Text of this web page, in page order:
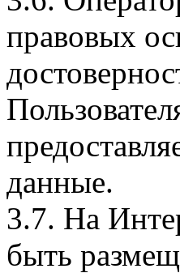
правовых
данные.
3.7. На
быть